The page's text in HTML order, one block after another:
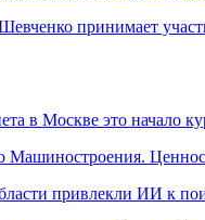
принимает
в Москве это начало
привлекли ИИ к